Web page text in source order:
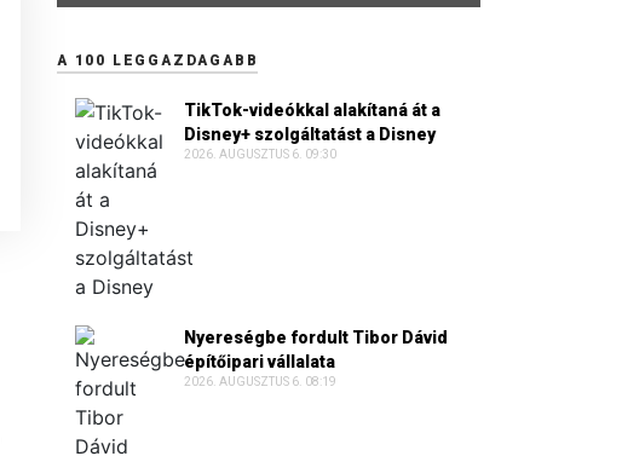
A 100 LEGGAZDAGABB
TikTok-videókkal alakítaná át a
Disney+ szolgáltatást a Disney
2026. AUGUSZTUS 6. 09:30
Nyereségbe fordult Tibor Dávid
építőipari vállalata
2026. AUGUSZTUS 6. 08:19